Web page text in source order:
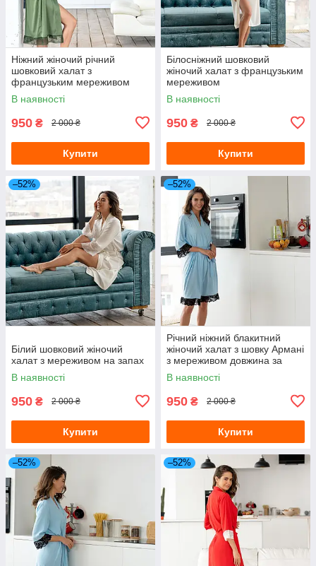
Ніжний жіночий річний
шовковий халат з
французьким мереживом
колір хакі
В наявності
950 ₴ 2 000 ₴
Купити
Білосніжний шовковий
жіночий халат з французьким
мереживом
В наявності
950 ₴ 2 000 ₴
Купити
–52%
Білий шовковий жіночий
халат з мереживом на запах
В наявності
950 ₴ 2 000 ₴
Купити
–52%
Річний ніжний блакитний
жіночий халат з шовку Армані
з мереживом довжина за
коліно
В наявності
950 ₴ 2 000 ₴
Купити
–52% –52%